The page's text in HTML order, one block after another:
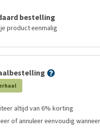
bestelling
product eenmalig
altijd van 6% korting
of annuleer eenvoudig